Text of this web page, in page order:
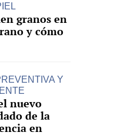
granos en
y cómo
Y
nuevo
de la
en